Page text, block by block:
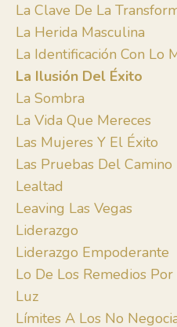
La Clave De La
La Herida Masculina
La Identificación Con Lo
La Ilusión Del Éxito
La Sombra
La Vida Que Mereces
Las Mujeres Y El Éxito
Las Pruebas Del Camino
Lealtad
Leaving Las Vegas
Liderazgo
Liderazgo Empoderante
Lo De Los Remedios
Luz
Límites A Los No